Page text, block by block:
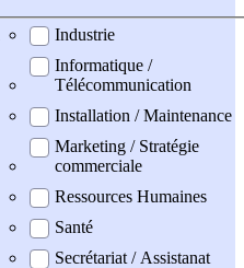
Industrie
Informatique /
Télécommunication
Installation / Maintenance
Marketing / Stratégie
commerciale
Ressources Humaines
Santé
Secrétariat / Assistanat